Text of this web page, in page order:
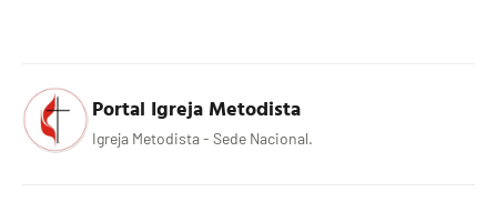
Portal Igreja Metodista
Igreja Metodista - Sede Nacional.